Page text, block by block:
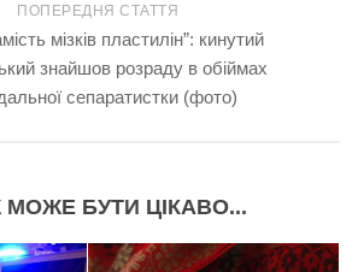
ПОПЕРЕДНЯ СТАТТЯ
мізків пластилін”: кинутий
знайшов розраду в обіймах
сепаратистки (фото)
БУТИ ЦІКАВО...